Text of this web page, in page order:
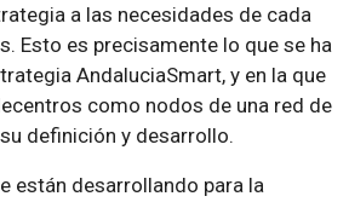
a las necesidades de cada
Esto es precisamente lo que se ha
AndaluciaSmart, y en la que
como nodos de una red de
definición y desarrollo.
están desarrollando para la